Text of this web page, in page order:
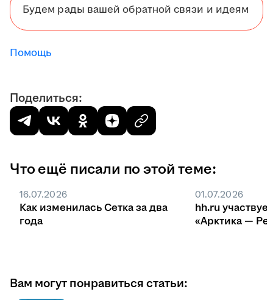
Будем рады вашей обратной связи и идеям
Помощь
Поделиться:
Что ещё писали по этой теме:
16.07.2026
Как изменилась Сетка за два
года
01.07.2026
hh.ru
«Арктика —
Вам могут понравиться статьи: